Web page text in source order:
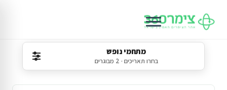
מתחמי נופש
בחרו תאריכים · 2 מבוגרים